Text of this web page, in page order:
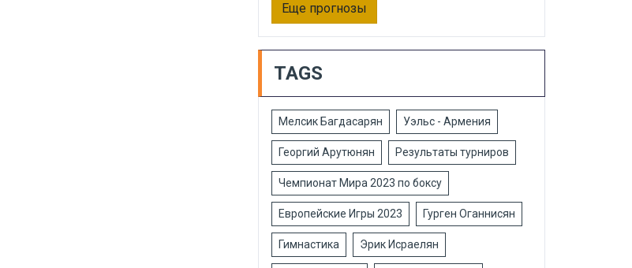
Еще прогнозы
TAGS
Мелсик Багдасарян Уэльс - Армения
Георгий Арутюнян Результаты турниров
Чемпионат Мира 2023 по боксу
Европейские Игры 2023 Гурген Оганнисян
Гимнастика Эрик Исраелян